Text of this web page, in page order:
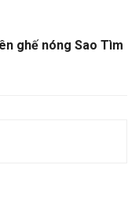
ghế nóng Sao Tìm